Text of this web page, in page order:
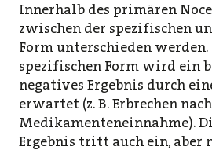
Innerhalb des primären
zwischen der spezifischen
Form unterschieden werden.
spezifischen Form wird ein
negatives Ergebnis durch
erwartet (z. B. Erbrechen nach
Medikamenteneinnahme).
Ergebnis tritt auch ein, aber